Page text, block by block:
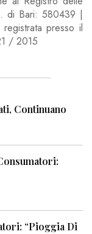
di Bari: 580439 |
presso il
/ 2015
Continuano
“Pioggia Di